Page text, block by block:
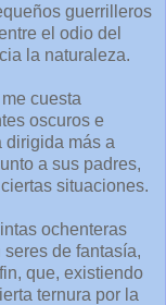
guerrilleros
el odio del
la naturaleza.
cuesta
oscuros e
dirigida más a
a sus padres,
situaciones.
ochenteras
de fantasía,
que, existiendo
ternura por la